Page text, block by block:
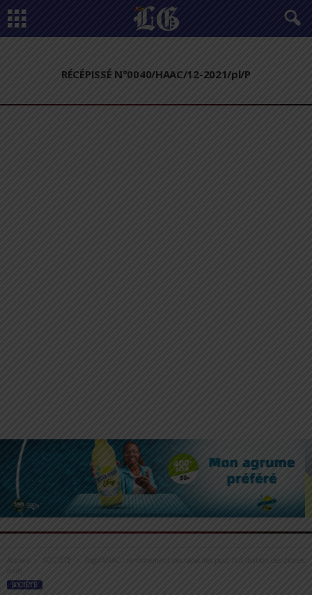
RÉCÉPISSÉ N°0040/HAAC/12-2021/pl/P
Accueil
Togo/ANAC : renforcement des capacités pour l’utilisation des drones
SOCIÉTÉ